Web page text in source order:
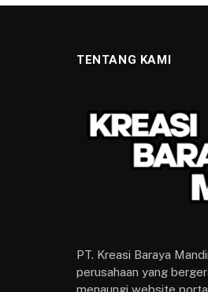
Perumda
7 APRIL 2023 2 MINS
Facebook